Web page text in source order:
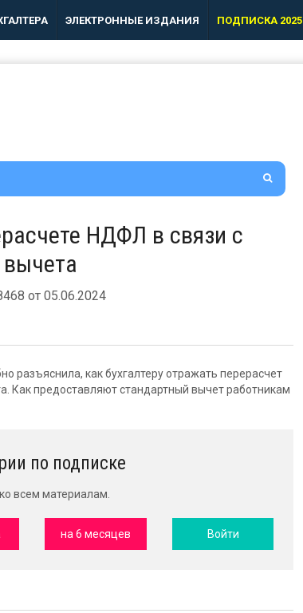
ЭЛЕКТРОННЫЕ ИЗДАНИЯ ПОДПИСКА 2025
НДФЛ в связи с
от 05.06.2024
разъяснила, как бухгалтеру отражать перерасчет
Как предоставляют стандартный вычет работникам
по подписке
всем материалам.
на 6 месяцев Войти